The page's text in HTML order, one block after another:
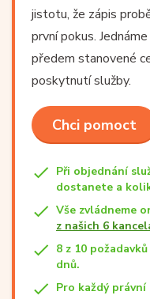
jistotu, že zápis
první pokus.
předem stanovené
poskytnutí služby.
Chci pomoct
Při objednání
dostanete a
Vše zvládneme
z našich 6
8 z 10
dnů.
Pro každý